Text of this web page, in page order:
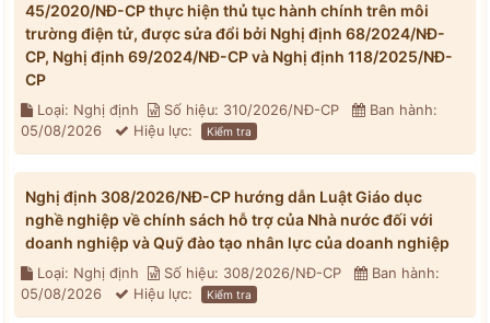
45/2020/NĐ-CP thực hiện thủ tục hành chính trên môi
trường điện tử, được sửa đổi bởi Nghị định 68/2024/NĐ-
CP, Nghị định 69/2024/NĐ-CP và Nghị định 118/2025/NĐ-
CP
Loại: Nghị định Số hiệu: 310/2026/NĐ-CP
Ban hành:
05/08/2026
Hiệu lực: Kiểm tra
Nghị định 308/2026/NĐ-CP hướng dẫn Luật Giáo dục
nghề nghiệp về chính sách hỗ trợ của Nhà nước đối với
doanh nghiệp và Quỹ đào tạo nhân lực của doanh nghiệp
Loại: Nghị định Số hiệu: 308/2026/NĐ-CP
Ban hành:
05/08/2026
Hiệu lực: Kiểm tra